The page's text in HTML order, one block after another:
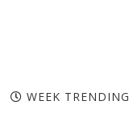
WEEK TRENDING